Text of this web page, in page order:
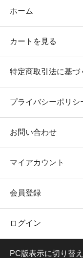
ホーム
カートを見る
特定商取引法に基づ
プライバシーポリシ
お問い合わせ
マイアカウント
会員登録
ログイン
PC版表示に切り替